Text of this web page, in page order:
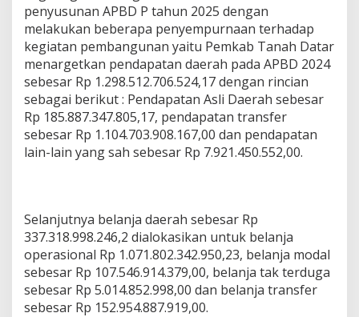
penyusunan APBD P tahun 2025 dengan
melakukan beberapa penyempurnaan terhadap
kegiatan pembangunan yaitu Pemkab Tanah Datar
menargetkan pendapatan daerah pada APBD 2024
sebesar Rp 1.298.512.706.524,17 dengan rincian
sebagai berikut : Pendapatan Asli Daerah sebesar
Rp 185.887.347.805,17, pendapatan transfer
sebesar Rp 1.104.703.908.167,00 dan pendapatan
lain-lain yang sah sebesar Rp 7.921.450.552,00.
Selanjutnya belanja daerah sebesar Rp
337.318.998.246,2 dialokasikan untuk belanja
operasional Rp 1.071.802.342.950,23, belanja modal
sebesar Rp 107.546.914.379,00, belanja tak terduga
sebesar Rp 5.014.852.998,00 dan belanja transfer
sebesar Rp 152.954.887.919,00.